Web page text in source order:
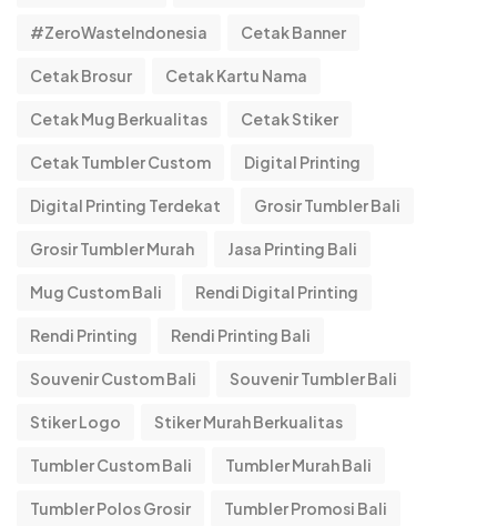
#ZeroWasteIndonesia Cetak Banner
Cetak Brosur Cetak Kartu Nama
Cetak Mug Berkualitas Cetak Stiker
Cetak Tumbler Custom Digital Printing
Digital Printing Terdekat Grosir Tumbler Bali
Grosir Tumbler Murah Jasa Printing Bali
Mug Custom Bali Rendi Digital Printing
Rendi Printing Rendi Printing Bali
Souvenir Custom Bali Souvenir Tumbler Bali
Stiker Logo Stiker Murah Berkualitas
Tumbler Custom Bali Tumbler Murah Bali
Tumbler Polos Grosir Tumbler Promosi Bali